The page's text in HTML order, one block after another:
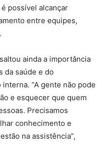
possível alcançar
entre equipes,
ainda a importância
da saúde e do
“A gente não pode
e esquecer que quem
Precisamos
conhecimento e
na assistência”,